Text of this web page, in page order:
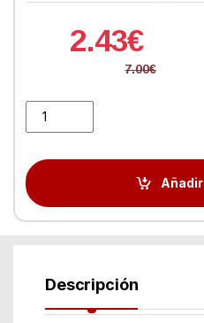
2.43€
7.00€
Descripción